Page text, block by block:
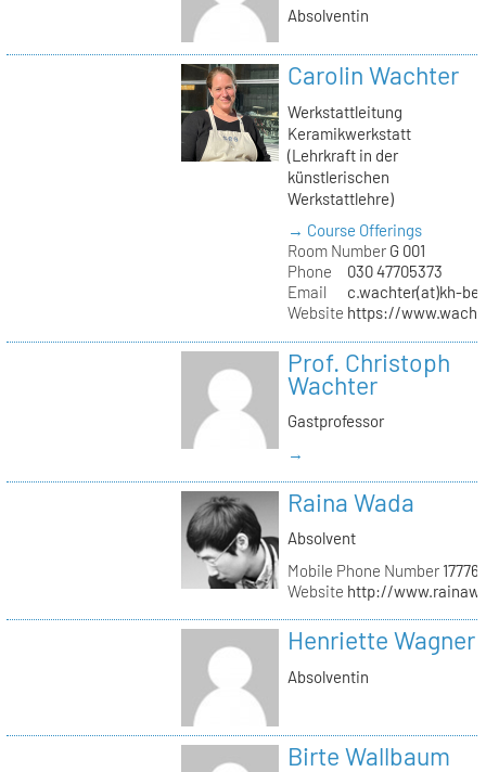
Absolventin
Carolin Wachter
Werkstattleitung
Keramikwerkstatt
(Lehrkraft in der
künstlerischen
Werkstattlehre)
→ Course Offerings
Room NumberG 001
Phone
030 47705373
Email
c.wachter(at)kh-
Website https://
Prof. Christoph
Wachter
Gastprofessor
→
Raina Wada
Absolvent
Mobile Phone Number
Website http://
Henriette Wagner
Absolventin
Birte Wallbaum